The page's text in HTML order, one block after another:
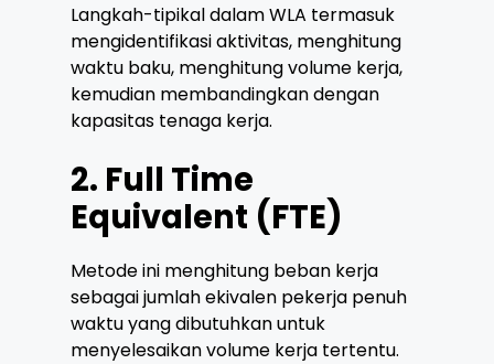
Langkah-tipikal dalam WLA termasuk
mengidentifikasi aktivitas, menghitung
waktu baku, menghitung volume kerja,
kemudian membandingkan dengan
kapasitas tenaga kerja.
2. Full Time
Equivalent (FTE)
Metode ini menghitung beban kerja
sebagai jumlah ekivalen pekerja penuh
waktu yang dibutuhkan untuk
menyelesaikan volume kerja tertentu.